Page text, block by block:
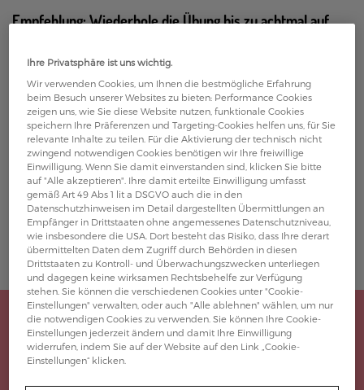
Empfehlung: Wiederhole die Übung bis zu achtmal auf
Something went wrong
An error occurred, please try again later.
Copy for customer care: session ID undefined
Try again
Ihre Privatsphäre ist uns wichtig.
Wir verwenden Cookies, um Ihnen die bestmögliche Erfahrung
beim Besuch unserer Websites zu bieten: Performance Cookies
zeigen uns, wie Sie diese Website nutzen, funktionale Cookies
speichern Ihre Präferenzen und Targeting-Cookies helfen uns, für Sie
relevante Inhalte zu teilen. Für die Aktivierung der technisch nicht
zwingend notwendigen Cookies benötigen wir Ihre freiwillige
Einwilligung. Wenn Sie damit einverstanden sind, klicken Sie bitte
auf "Alle akzeptieren". Ihre damit erteilte Einwilligung umfasst
gemäß Art 49 Abs 1 lit a DSGVO auch die in den
Datenschutzhinweisen im Detail dargestellten Übermittlungen an
Empfänger in Drittstaaten ohne angemessenes Datenschutzniveau,
wie insbesondere die USA. Dort besteht das Risiko, dass Ihre derart
übermittelten Daten dem Zugriff durch Behörden in diesen
Drittstaaten zu Kontroll- und Überwachungszwecken unterliegen
und dagegen keine wirksamen Rechtsbehelfe zur Verfügung
stehen. Sie können die verschiedenen Cookies unter "Cookie-
Einstellungen" verwalten, oder auch "Alle ablehnen" wählen, um nur
die notwendigen Cookies zu verwenden. Sie können Ihre Cookie-
Einstellungen jederzeit ändern und damit Ihre Einwilligung
widerrufen, indem Sie auf der Website auf den Link „Cookie-
Einstellungen“ klicken.